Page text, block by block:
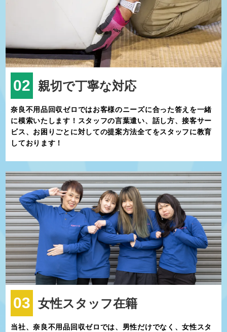
広陵町は、古代から受け継がれる歴史と伝統を大切にしながらも、
新しい取り組みを進めています。特に、地元産業の活性化や観光の
推進、環境保護などに力を入れています。また、子育て支援や高齢
者福祉の充実も図られ、誰もが安心して暮らせる町づくりが進行中
です。
地域です。住む人々にとっては快適な生活環境を提供し、訪れる
人々には魅力的な観光スポットや体験を提供します。この町を訪れ
る際は、ぜひその魅力を存分に味わってください。広陵町で過ごす
時間が、皆さまにとって特別な思い出となることでしょう。
02 親切で丁寧な対応
奈良不用品回収ゼロではお客様のニーズに合った答えを一緒
に模索いたします！スタッフの言葉遣い、話し方、接客サー
ビス、お困りごとに対しての提案方法全てをスタッフに教育
しております！
03 女性スタッフ在籍
当社、奈良不用品回収ゼロでは、男性だけでなく、女性スタ